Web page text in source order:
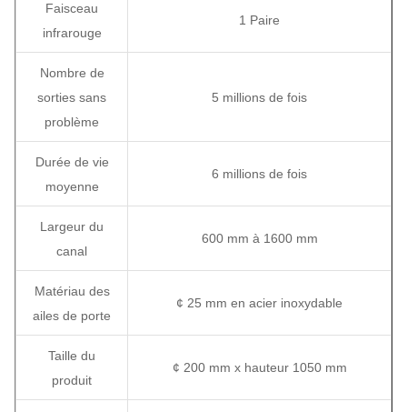
Faisceau
infrarouge
1 Paire
Nombre de
sorties sans
problème
5 millions de fois
Durée de vie
moyenne
6 millions de fois
Largeur du
canal
600 mm à 1600 mm
Matériau des
ailes de porte
¢ 25 mm en acier inoxydable
Taille du
produit
¢ 200 mm x hauteur 1050 mm